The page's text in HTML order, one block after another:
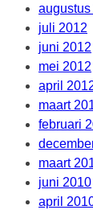
augustus
juli 2012
juni 2012
mei 2012
april
maart
februari
maart
juni 2010
april